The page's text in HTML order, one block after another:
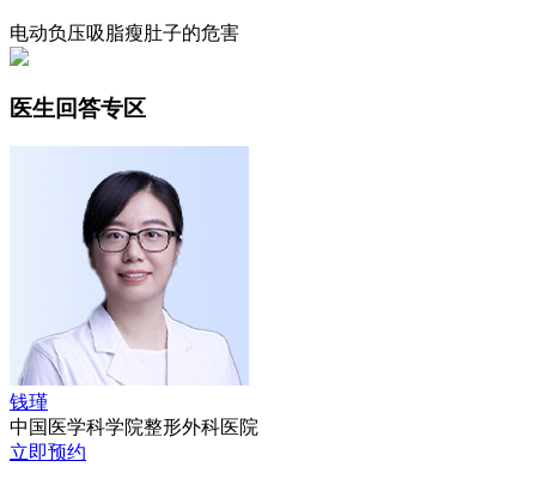
电动负压吸脂瘦肚子的危害
医生回答专区
钱瑾
中国医学科学院整形外科医院
立即预约